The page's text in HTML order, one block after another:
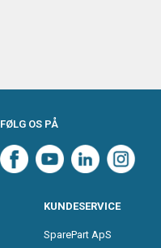
FØLG OS PÅ
KUNDESERVICE
SparePart ApS